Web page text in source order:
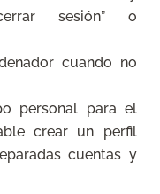
sesión” o
cuando no
personal para el
crear un perfil
cuentas y